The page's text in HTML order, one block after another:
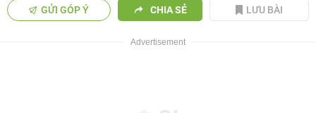
GỬI GÓP Ý CHIA SẺ LƯU BÀI